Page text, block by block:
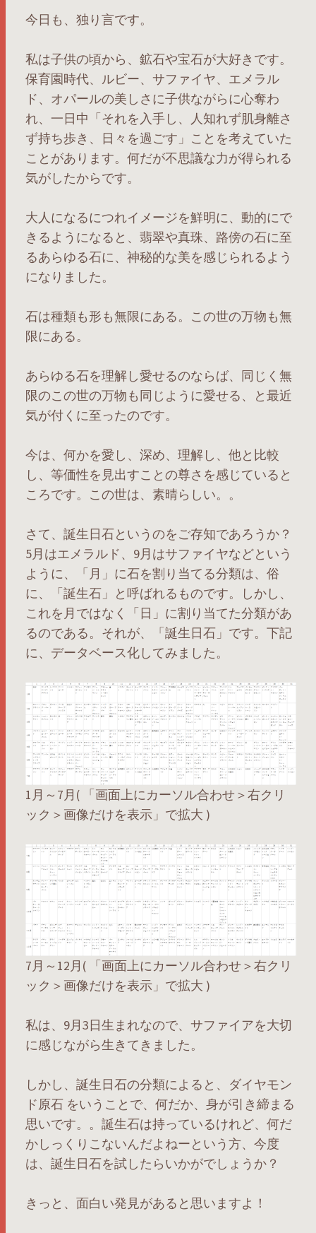
今日も、独り言です。
私は子供の頃から、鉱石や宝石が大好きです。
保育園時代、ルビー、サファイヤ、エメラル
ド、オパールの美しさに子供ながらに心奪わ
れ、一日中「それを入手し、人知れず肌身離さ
ず持ち歩き、日々を過ごす」ことを考えていた
ことがあります。何だが不思議な力が得られる
気がしたからです。
大人になるにつれイメージを鮮明に、動的にで
きるようになると、翡翠や真珠、路傍の石に至
るあらゆる石に、神秘的な美を感じられるよう
になりました。
石は種類も形も無限にある。この世の万物も無
限にある。
あらゆる石を理解し愛せるのならば、同じく無
限のこの世の万物も同じように愛せる、と最近
気が付くに至ったのです。
今は、何かを愛し、深め、理解し、他と比較
し、等価性を見出すことの尊さを感じていると
ころです。この世は、素晴らしい。。
さて、誕生日石というのをご存知であろうか？
5月はエメラルド、9月はサファイヤなどという
ように、「月」に石を割り当てる分類は、俗
に、「誕生石」と呼ばれるものです。しかし、
これを月ではなく「日」に割り当てた分類があ
るのである。それが、「誕生日石」です。下記
に、データベース化してみました。
1月～7月( 「画面上にカーソル合わせ＞右クリ
ック＞画像だけを表示」で拡大 )
7月～12月( 「画面上にカーソル合わせ＞右クリ
ック＞画像だけを表示」で拡大 )
私は、9月3日生まれなので、サファイアを大切
に感じながら生きてきました。
しかし、誕生日石の分類によると、ダイヤモン
ド原石 をいうことで、何だか、身が引き締まる
思いです。。誕生石は持っているけれど、何だ
かしっくりこないんだよねーという方、今度
は、誕生日石を試したらいかがでしょうか？
きっと、面白い発見があると思いますよ！